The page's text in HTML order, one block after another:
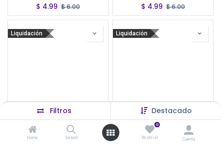
Filtros Destacado
Home Search
0
Wishlist Cuenta
$ 4.99 $6.00 $ 4.99 $6.00
Liquidación
Camiseta mod. 3 color Gris
Heather
Liquidación
Camiseta mod. 3 color
Negro